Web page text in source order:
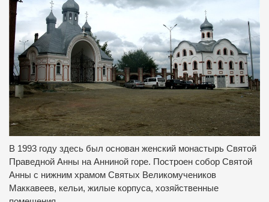
В 1993 году здесь был основан женский монастырь Святой
Праведной Анны на Анниной горе. Построен собор Святой
Анны с нижним храмом Святых Великомучеников
Маккавеев, кельи, жилые корпуса, хозяйственные